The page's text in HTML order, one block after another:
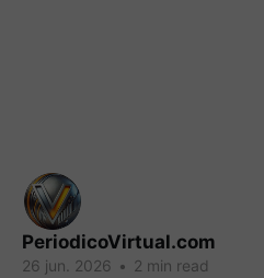
PeriodicoVirtual.com
26 jun. 2026 • 2 min read